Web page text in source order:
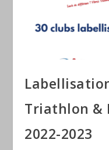
Triathlon &
2022-2023